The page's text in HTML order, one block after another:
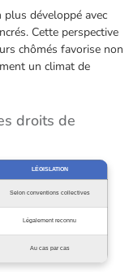
développé avec
Cette perspective
chômés favorise non
un climat de
droits de
LÉGISLATION
Selon conventions collectives
Légalement reconnu
Au cas par cas